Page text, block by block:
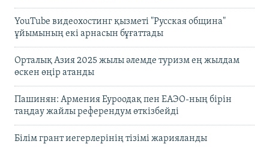
YouTube видеохостинг қызметі "Русская община"
ұйымының екі арнасын бұғаттады
Орталық Азия 2025 жылы әлемде туризм ең жылдам
өскен өңір атанды
Пашинян: Армения Еуроодақ пен ЕАЭО-ның бірін
таңдау жайлы референдум өткізбейді
Білім грант иегерлерінің тізімі жарияланды